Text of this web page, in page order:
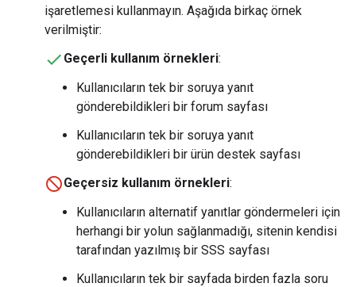
işaretlemesi kullanmayın. Aşağıda birkaç örnek
verilmiştir:
Geçerli kullanım örnekleri:
Kullanıcıların tek bir soruya yanıt
gönderebildikleri bir forum sayfası
Kullanıcıların tek bir soruya yanıt
gönderebildikleri bir ürün destek sayfası
Geçersiz kullanım örnekleri:
Kullanıcıların alternatif yanıtlar göndermeleri için
herhangi bir yolun sağlanmadığı, sitenin kendisi
tarafından yazılmış bir SSS sayfası
Kullanıcıların tek bir sayfada birden fazla soru